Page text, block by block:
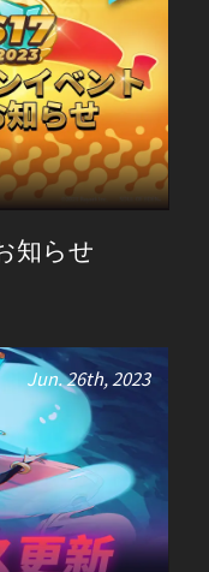
知らせ
Jun. 26th, 2023